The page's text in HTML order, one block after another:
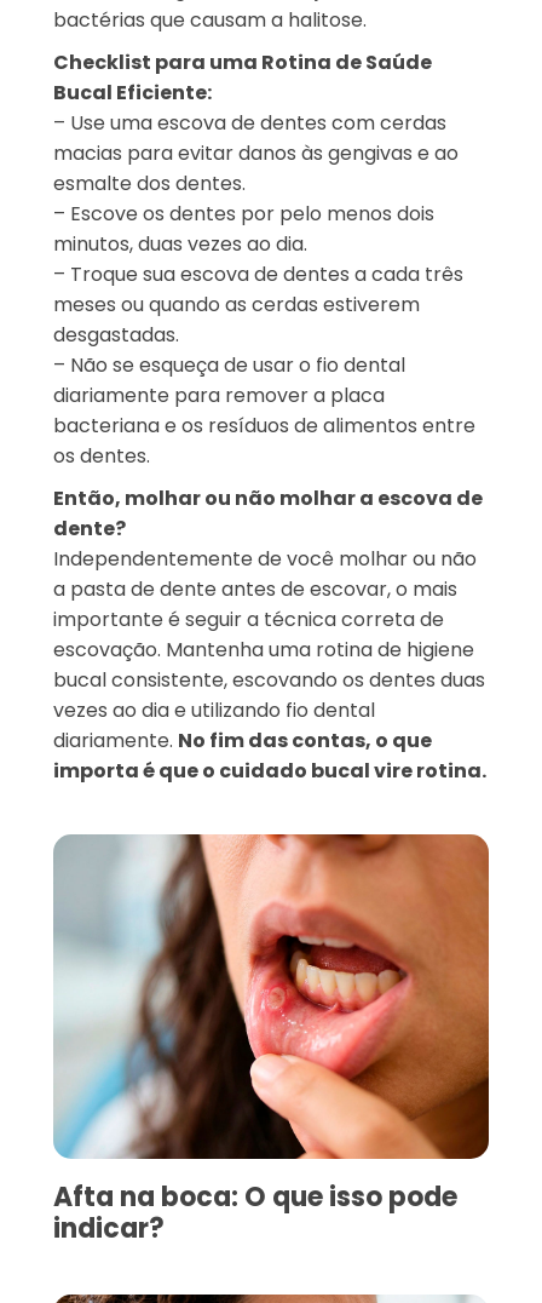
bactérias que causam a halitose.
Checklist para uma Rotina de Saúde
Bucal Eficiente:
– Use uma escova de dentes com cerdas
macias para evitar danos às gengivas e ao
esmalte dos dentes.
– Escove os dentes por pelo menos dois
minutos, duas vezes ao dia.
– Troque sua escova de dentes a cada três
meses ou quando as cerdas estiverem
desgastadas.
– Não se esqueça de usar o fio dental
diariamente para remover a placa
bacteriana e os resíduos de alimentos entre
os dentes.
Então, molhar ou não molhar a escova de
dente?
Independentemente de você molhar ou não
a pasta de dente antes de escovar, o mais
importante é seguir a técnica correta de
escovação. Mantenha uma rotina de higiene
bucal consistente, escovando os dentes duas
vezes ao dia e utilizando fio dental
diariamente. No fim das contas, o que
importa é que o cuidado bucal vire rotina.
Afta na boca: O que isso pode
indicar?